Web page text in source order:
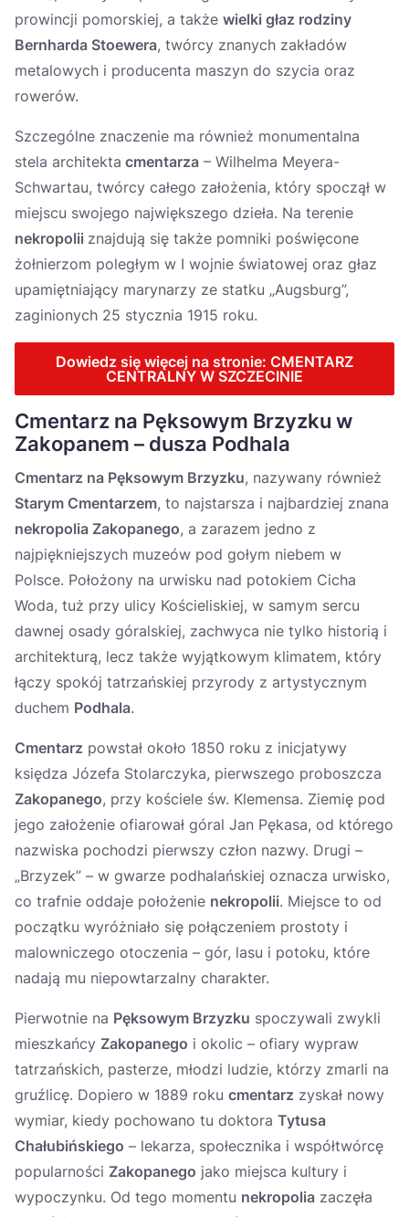
prowincji pomorskiej, a także wielki głaz rodziny
Bernharda Stoewera, twórcy znanych zakładów
metalowych i producenta maszyn do szycia oraz
rowerów.
Szczególne znaczenie ma również monumentalna
stela architekta cmentarza – Wilhelma Meyera-
Schwartau, twórcy całego założenia, który spoczął w
miejscu swojego największego dzieła. Na terenie
nekropolii znajdują się także pomniki poświęcone
żołnierzom poległym w I wojnie światowej oraz głaz
upamiętniający marynarzy ze statku „Augsburg”,
zaginionych 25 stycznia 1915 roku.
Dowiedz się więcej na stronie: CMENTARZ
CENTRALNY W SZCZECINIE
Cmentarz na Pęksowym Brzyzku w
Zakopanem – dusza Podhala
Cmentarz na Pęksowym Brzyzku, nazywany również
Starym Cmentarzem, to najstarsza i najbardziej znana
nekropolia Zakopanego, a zarazem jedno z
najpiękniejszych muzeów pod gołym niebem w
Polsce. Położony na urwisku nad potokiem Cicha
Woda, tuż przy ulicy Kościeliskiej, w samym sercu
dawnej osady góralskiej, zachwyca nie tylko historią i
architekturą, lecz także wyjątkowym klimatem, który
łączy spokój tatrzańskiej przyrody z artystycznym
duchem Podhala.
Cmentarz powstał około 1850 roku z inicjatywy
księdza Józefa Stolarczyka, pierwszego proboszcza
Zakopanego, przy kościele św. Klemensa. Ziemię pod
jego założenie ofiarował góral Jan Pękasa, od którego
nazwiska pochodzi pierwszy człon nazwy. Drugi –
„Brzyzek” – w gwarze podhalańskiej oznacza urwisko,
co trafnie oddaje położenie nekropolii. Miejsce to od
początku wyróżniało się połączeniem prostoty i
malowniczego otoczenia – gór, lasu i potoku, które
nadają mu niepowtarzalny charakter.
Pierwotnie na Pęksowym Brzyzku spoczywali zwykli
mieszkańcy Zakopanego i okolic – ofiary wypraw
tatrzańskich, pasterze, młodzi ludzie, którzy zmarli na
gruźlicę. Dopiero w 1889 roku cmentarz zyskał nowy
wymiar, kiedy pochowano tu doktora Tytusa
Chałubińskiego – lekarza, społecznika i współtwórcę
popularności Zakopanego jako miejsca kultury i
wypoczynku. Od tego momentu nekropolia zaczęła